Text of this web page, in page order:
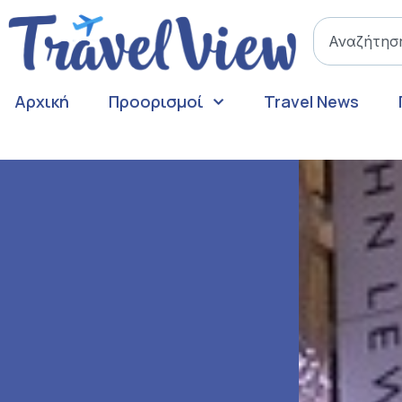
Αρχική Προορισμοί Travel News